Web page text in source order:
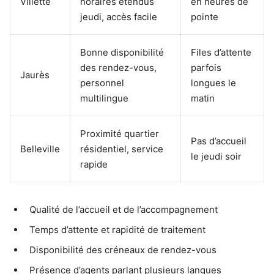
jeudi, accès facile
pointe
Jaurès
Bonne disponibilité
des rendez-vous,
personnel
multilingue
Files d’attente
parfois
longues le
matin
Belleville
Proximité quartier
résidentiel, service
rapide
Pas d’accueil
le jeudi soir
Qualité de l’accueil et de l’accompagnement
Temps d’attente et rapidité de traitement
Disponibilité des créneaux de rendez-vous
Présence d’agents parlant plusieurs langues